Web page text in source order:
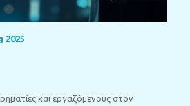
2025
και εργαζόμενους στον